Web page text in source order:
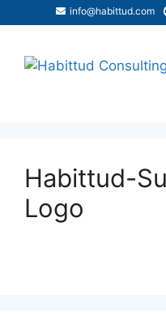
info@habittud.com
Habittud-
Logo